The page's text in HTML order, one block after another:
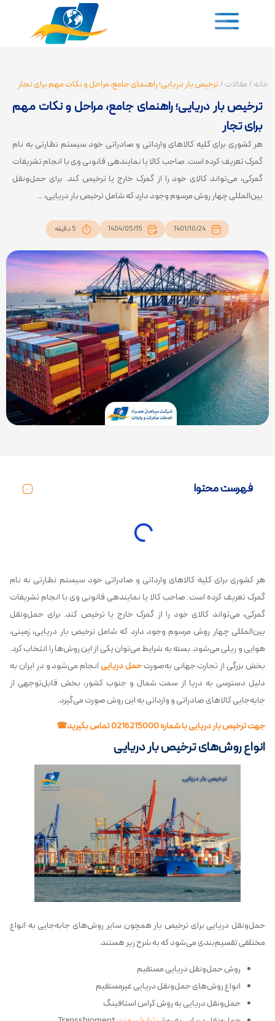
خانه/مقالات/ترخیص بار دریایی؛ راهنمای جامع، مراحل و نکات مهم برای تجار
ترخیص بار دریایی؛ راهنمای جامع، مراحل و نکات مهم
برای تجار
هر کشوری برای کلیه کالاهای وارداتی و صادراتی خود سیستم نظارتی به نام
گمرک تعریف کرده است. صاحب کالا یا نماینده­ی قانونی وی با انجام تشریفات
گمرکی، می‌­تواند کالای خود را از گمرک خارج یا ترخیص کند. برای حمل‌ونقل
بین‌المللی چهار روش مرسوم وجود دارد که شامل ترخیص بار دریایی، ...
1401/10/24
1404/05/15 5 دقیقه
هر کشوری برای کلیه کالاهای وارداتی و صادراتی خود سیستم نظارتی به نام
گمرک تعریف کرده است. صاحب کالا یا نماینده­ی قانونی وی با انجام تشریفات
گمرکی، می‌­تواند کالای خود را از گمرک خارج یا ترخیص کند. برای حمل‌ونقل
بین‌المللی چهار روش مرسوم وجود دارد که شامل ترخیص بار دریایی، زمینی،
هوایی و ریلی می‌شود. بسته به شرایط می‌توان یکی از این روش‌ها را انتخاب کرد.
بخش بزرگی از تجارت جهانی به‌صورتحمل‌ دریاییانجام می‌شود و در ایران به
دلیل دسترسی به دریا از سمت شمال و جنوب کشور، بخش قابل‌توجهی از
جابه‌جایی کالاهای صادراتی و وارداتی به این روش صورت می‌گیرد.
جهت ترخیص بار دریایی با شماره 0216215000 تماس بگیرید☎
انواع روش‌های ترخیص بار دریایی
حمل‌ونقل دریایی برای ترخیص بار همچون سایر روش‌های جابه‌جایی به انواع
مختلفی تقسیم‌بندی می‌شود که به شرح زیر هستند.
روش حمل‌ونقل دریایی مستقیم
انواع روش‌های حمل‌ونقل دریایی غیرمستقیم
حمل‌ونقل دریایی به روش کراس استافینگ
فهرست محتوا